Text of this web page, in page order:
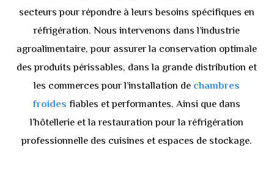
secteurs pour répondre à leurs besoins spécifiques en
réfrigération. Nous intervenons dans l’industrie
agroalimentaire, pour assurer la conservation optimale
des produits périssables, dans la grande distribution et
les commerces pour l’installation de chambres
froides fiables et performantes. Ainsi que dans
l’hôtellerie et la restauration pour la réfrigération
professionnelle des cuisines et espaces de stockage.